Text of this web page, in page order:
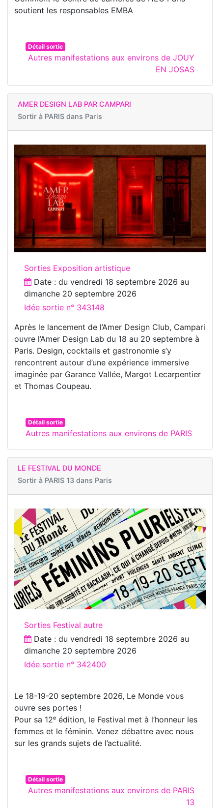
soutient les responsables EMBA
Détail sortie
Autres manifestations aux environs de JOUY
EN JOSAS
AMER DESIGN LAB PAR CAMPARI
Sortir à PARIS dans Paris
Sorties Exposition artistique
Date : du vendredi 18 septembre 2026 au
dimanche 20 septembre 2026
Idée sortie n° 343148
Après le lancement de l’Amer Design Club, Campari
ouvre l’Amer Design Lab du 18 au 20 septembre à
Paris. Design, cocktails et gastronomie s’y
rencontrent autour d’une expérience immersive
imaginée par Garance Vallée, Margot Lecarpentier
et Thomas Coupeau.
Détail sortie
Autres manifestations aux environs de PARIS
LE FESTIVAL DU MONDE
Sortir à PARIS 13 dans Paris
Sorties Festival autre
Date : du vendredi 18 septembre 2026 au
dimanche 20 septembre 2026
Idée sortie n° 342400
Le 18-19-20 septembre 2026, Le Monde vous
ouvre ses portes !
Pour sa 12ᵉ édition, le Festival met à l’honneur les
femmes et le féminin. Venez débattre avec nous
sur les grands sujets de l’actualité.
Détail sortie
Autres manifestations aux environs de PARIS
13